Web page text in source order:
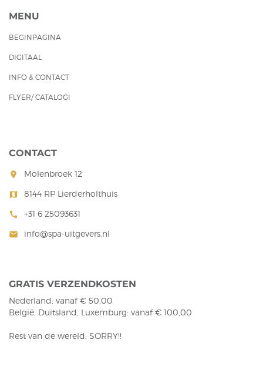
MENU
BEGINPAGINA
DIGITAAL
INFO & CONTACT
FLYER/ CATALOGI
CONTACT
room Molenbroek 12
map 8144 RP Lierderholthuis
call +31 6 25093631
mail info@spa-uitgevers.nl
GRATIS VERZENDKOSTEN
Nederland: vanaf € 50,00
België, Duitsland, Luxemburg: vanaf € 100,00
Rest van de wereld: SORRY!!